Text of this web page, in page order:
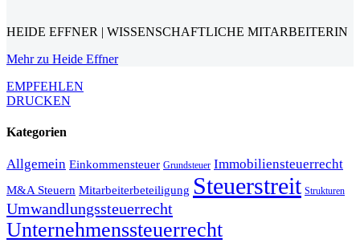
HEIDE EFFNER | WISSENSCHAFTLICHE MITARBEITERIN
Mehr zu Heide Effner
EMPFEHLEN
DRUCKEN
Kategorien
Allgemein Einkommensteuer Grundsteuer Immobiliensteuerrecht
M&A Steuern Mitarbeiterbeteiligung Steuerstreit Strukturen
Umwandlungssteuerrecht
Unternehmenssteuerrecht